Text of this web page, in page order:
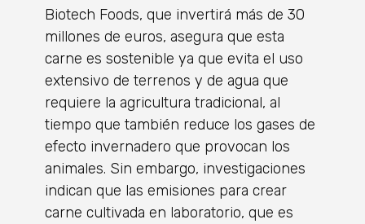
Biotech Foods, que invertirá más de 30
millones de euros, asegura que esta
carne es sostenible ya que evita el uso
extensivo de terrenos y de agua que
requiere la agricultura tradicional, al
tiempo que también reduce los gases de
efecto invernadero que provocan los
animales. Sin embargo, investigaciones
indican que las emisiones para crear
carne cultivada en laboratorio, que es